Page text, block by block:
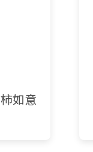
如意